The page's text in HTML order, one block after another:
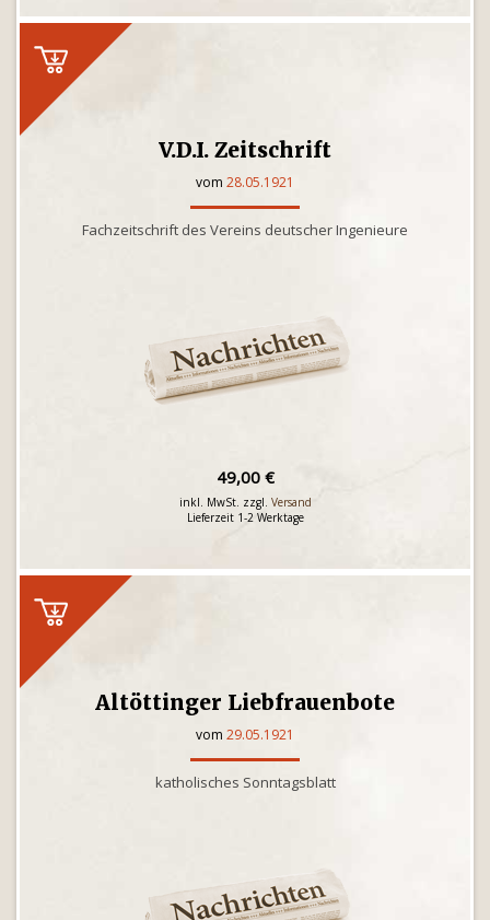
V.D.I. Zeitschrift
vom 28.05.1921
Fachzeitschrift des Vereins deutscher Ingenieure
49,00 €
inkl. MwSt. zzgl. Versand
Lieferzeit 1-2 Werktage
Altöttinger Liebfrauenbote
vom 29.05.1921
katholisches Sonntagsblatt